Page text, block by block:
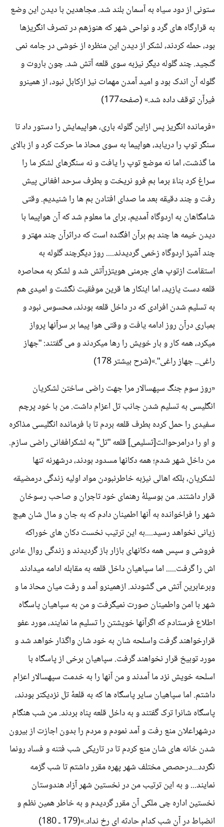
ستونی از دود سیاه به آسمان بلند شد. مجاهدین با دیدن این وضع
به قرارگاه های گرد و نواحی شهر که هنوزهم در تصرف انگریزها
بود، حمله کردند، لشکر از دیدن این منظره از خوشی در جامه نمی
گنجید. چند گلوله دیگر نیزبه سوی قلعه آتش شد. چون باروت و
گلوله آن اندک بود و امید آمدن مهمات نیز ازکابل نبود، از همینرو
فیرآن توقف داده شد.» (صفحه177)
«فرمانده انگریز پس ازاین گلوله باری، هواپیمایش را دستور داد تا
سنگر توپ را دریابد، هواپیما به سوی محاذ ما حرکت کرد و از بالای
ما گذشت، اما نه موضع توپ را یافت و نه سنگرهای لشکر ما را
سراغ کرد بناءً برما بم فرو نریخت و بطرف سرحد افغانی پیش
رفت و چند دقیقه بعد ما صدای افتادن بم ها را شنیدیم. وقتی
شامگاهان به اردوگاه آمدیم، برای ما معلوم شد که آن هواپیما با
دیدن خیمه ها چند بم برآن افگنده است که دراثرآن چند مهتر و
چند آشپز اردوگاه زخمی گردیدند.... روز دیگرچند گلوله به
استقامت ازتوپ های جرمنی هویتزرآتش شد و لشکر به محاصره
قلعه دست یازید، اما اینکار ها قرین موفقیت نگشت و امیدی هم
به تسلیم شدن افرادی که در داخل قلعه بودند، محسوس نبود و
بمباری درآن روز ادامه یافت و وقتی هوا پیما بر سرآنها پرواز
میکرد، همه کار و بار خویش را رها میکردند و می گفتند: "جهاز
راغی.. جهاز راغی".»(شرح بیشتر 178)
«روز سوم جنگ سپهسالار مرا جهت راضی ساختن لشکریان
انگلیسی به تسلیم شدن جانب تل اعزام داشت. من با خود پرچم
سفیدی را حمل کرده بطرف قلعه بردم تا با فرمانده انگلیسی مذاکره
و او را درامرحوالت[تسلیمی] قلعه "تل" به لشکرافغانی راضی سازم.
من داخل شهر شدم؛ همه دکانها مسدود بودند، درشهرنه تنها
لشکریان، بلکه اهالی نیزبه خاطرنبودن مواد اولیه زندگی درمضیقه
قرار داشتند. من بوسیلۀ رهنمای خود تاجران و صاحب رسوخان
شهر را فراخوانده به آنها اطمینان دادم که به جان و مال شان هیچ
زیانی نخواهد رسید....به این ترتیب نخست دکان های خوراکه
فروشی و سپس همه دکانهای بازار باز گردیدند و زندگی روال عادی
اش را گرفت..... اما سپاهیان داخل قلعه به مقابله ادامه میدادند
وبرعابرین آتش می گشودند. ازهمینرو آمد و رفت میان محاذ ما و
شهر با امن واطمینان صورت نمیگرفت و من به سپاهیان پاسگاه
اطلاع فرستادم که اگرآنها خویشتن را تسلیم ما نمایند، مورد عفو
قرارخواهند گرفت واسلحه شان به خود شان واگذار خواهد شد و
مورد توبیخ قرار نخواهند گرفت. سپاهیان برخی از پاسگاه با
اسلحه خویش نزد ما آمدند و من آنها را به خدمت سپهسالار اعزام
داشتم. اما سپاهیان سایر پاسگاه ها که به قلعۀ تل نزدیکتر بودند،
پاسگاه شانرا ترک گفتند و به داخل قلعه پناه بردند. من شب هنگام
درشهراعلان منع رفت و آمد نمودم و مردم را بدون اجازت از بیرون
شدن خانه های شان منع کردم تا در تاریکی شب فتنه و فساد رونما
نگردد...درحصص مختلف شهر پهره مقرر داشتم تا شب گزمه
نمایند... و به این ترتیب من در نخستین شهر آزاد هندوستان
نخستین اداره چی ملکی آن مقرر گردیدم و به خاطر همین نظم و
انضباط در آن شب کدام حادثه ای رخ نداد.»(179 ـ 180)